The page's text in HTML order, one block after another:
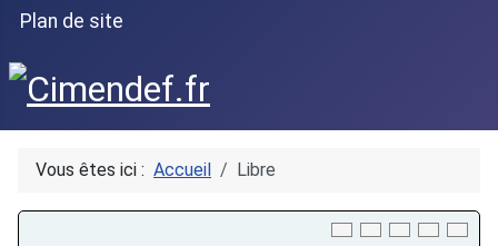
Plan de site
Vous êtes ici : Accueil Libre
Download PDF